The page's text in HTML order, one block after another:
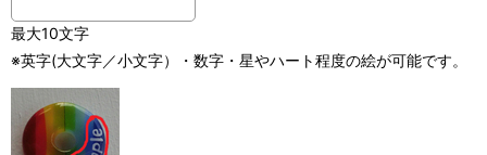
最大10文字
※英字(大文字／小文字）・数字・星やハート程度の絵が可能です。